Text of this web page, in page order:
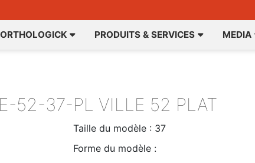
ORTHOLOGICK PRODUITS & SERVICES MEDIA
52-37-PL VILLE 52 PLAT
Taille du modèle : 37
Forme du modèle :